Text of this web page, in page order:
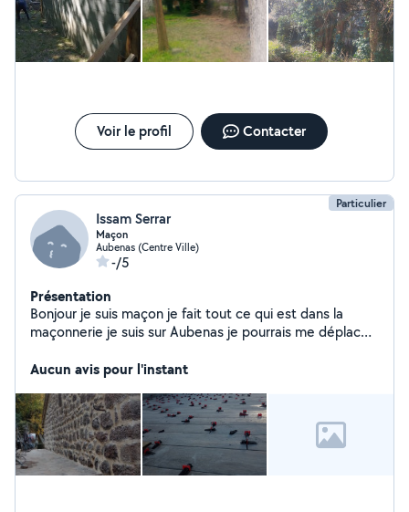
Voir le profil Contacter
Particulier
Issam Serrar
Maçon
Aubenas (Centre Ville)
-/5
Présentation
Bonjour je suis maçon je fait tout ce qui est dans la
maçonnerie je suis sur Aubenas je pourrais me déplacer
Aucun avis pour l'instant